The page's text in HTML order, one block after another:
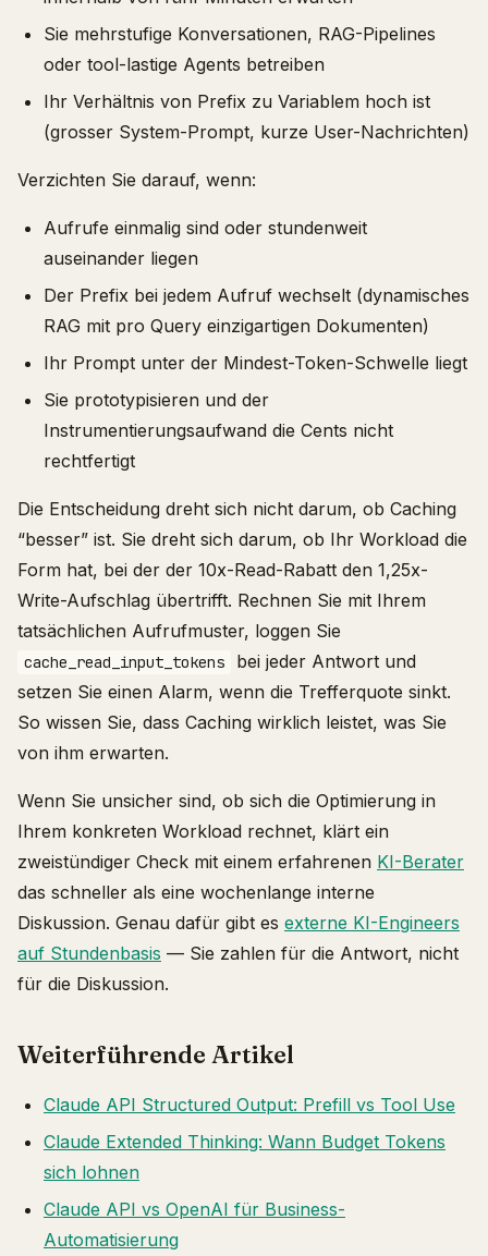
Sie mehrstufige Konversationen, RAG-Pipelines
oder tool-lastige Agents betreiben
Ihr Verhältnis von Prefix zu Variablem hoch ist
(grosser System-Prompt, kurze User-Nachrichten)
Verzichten Sie darauf, wenn:
Aufrufe einmalig sind oder stundenweit
auseinander liegen
Der Prefix bei jedem Aufruf wechselt (dynamisches
RAG mit pro Query einzigartigen Dokumenten)
Ihr Prompt unter der Mindest-Token-Schwelle liegt
Sie prototypisieren und der
Instrumentierungsaufwand die Cents nicht
rechtfertigt
Die Entscheidung dreht sich nicht darum, ob Caching
“besser” ist. Sie dreht sich darum, ob Ihr Workload die
Form hat, bei der der 10x-Read-Rabatt den 1,25x-
Write-Aufschlag übertrifft. Rechnen Sie mit Ihrem
tatsächlichen Aufrufmuster, loggen Sie
cache_read_input_tokens
bei jeder Antwort und
setzen Sie einen Alarm, wenn die Trefferquote sinkt.
So wissen Sie, dass Caching wirklich leistet, was Sie
von ihm erwarten.
Wenn Sie unsicher sind, ob sich die Optimierung in
Ihrem konkreten Workload rechnet, klärt ein
zweistündiger Check mit einem erfahrenen KI-Berater
das schneller als eine wochenlange interne
Diskussion. Genau dafür gibt es externe KI-Engineers
auf Stundenbasis — Sie zahlen für die Antwort, nicht
für die Diskussion.
Weiterführende Artikel
Claude API Structured Output: Prefill vs Tool Use
Claude Extended Thinking: Wann Budget Tokens
sich lohnen
Claude API vs OpenAI für Business-
Automatisierung